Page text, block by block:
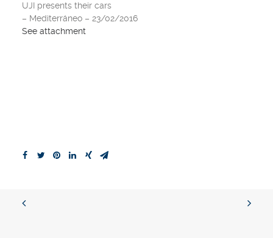
UJI presents their cars
– Mediterráneo – 23/02/2016
See attachment